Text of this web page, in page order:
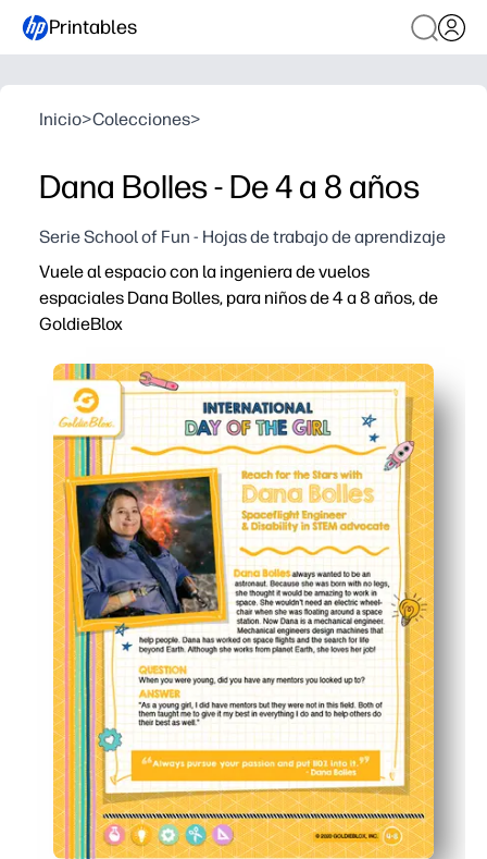
Printables
Inicio>Colecciones>
Dana Bolles - De 4 a 8 años
Serie School of Fun - Hojas de trabajo de aprendizaje
Vuele al espacio con la ingeniera de vuelos
espaciales Dana Bolles, para niños de 4 a 8 años, de
GoldieBlox
Imprime y listo: solo tienes que añadir crayones o
Un modelo real de ingeniero hace que el espacio y las
Las instrucciones rápidas y apropiadas para la edad
Úselo en cualquier lugar: en el trabajo matutino, en